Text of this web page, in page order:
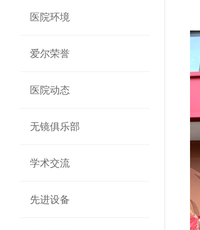
医院环境
爱尔荣誉
医院动态
无镜俱乐部
学术交流
先进设备